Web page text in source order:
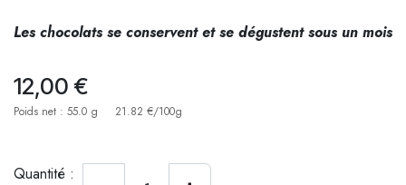
Les chocolats se conservent et se dégustent sous un mois
12,00 €
Poids net : 55.0 g 21.82 €/100g
Quantité :